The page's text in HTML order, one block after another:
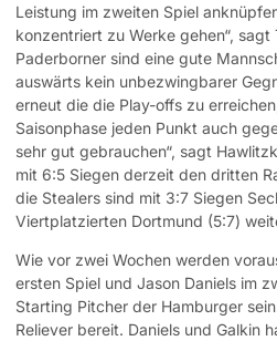
Leistung im zweiten Spiel
konzentriert zu Werke gehen“, sagt
Paderborner sind eine gute
auswärts kein unbezwingbarer
erneut die die Play-offs zu
Saisonphase jeden Punkt auch
sehr gut gebrauchen“, sagt
mit 6:5 Siegen derzeit den dritten
die Stealers sind mit 3:7 Siegen
Viertplatzierten Dortmund (5:7)
Wie vor zwei Wochen werden
ersten Spiel und Jason Daniels im
Starting Pitcher der Hamburger
Reliever bereit. Daniels und Galkin